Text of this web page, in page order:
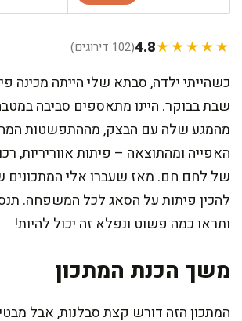
★★★★★
4.8(102 דירוגים)
כשהייתי ילדה, סבתא שלי הייתה מכינה
שבת בבוקר. היינו מתאספים סביבה
מהמגע שלה עם הבצק, מההתפשטות
האפייה ומהתוצאה – פיתות אווריריות,
של לחם חם. מאז שעברו אלי המתכונים
להכין פיתות על הסאג לכל המשפחה.
ותראו כמה פשוט ונפלא זה יכול להיות!
משך הכנת המתכון
המתכון הזה דורש קצת סבלנות, אבל